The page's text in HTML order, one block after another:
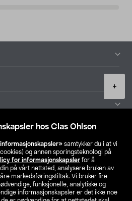
hos Clas Ohlson
samtykker du i at vi
og annen sporingsteknologi på
for informasjonskapsler for å
på vårt nettsted, analysere bruken av
markedsføringstiltak. Vi bruker fire
funksjonelle, analytiske og
informasjonskapsler er det ikke noe
+
din butikk